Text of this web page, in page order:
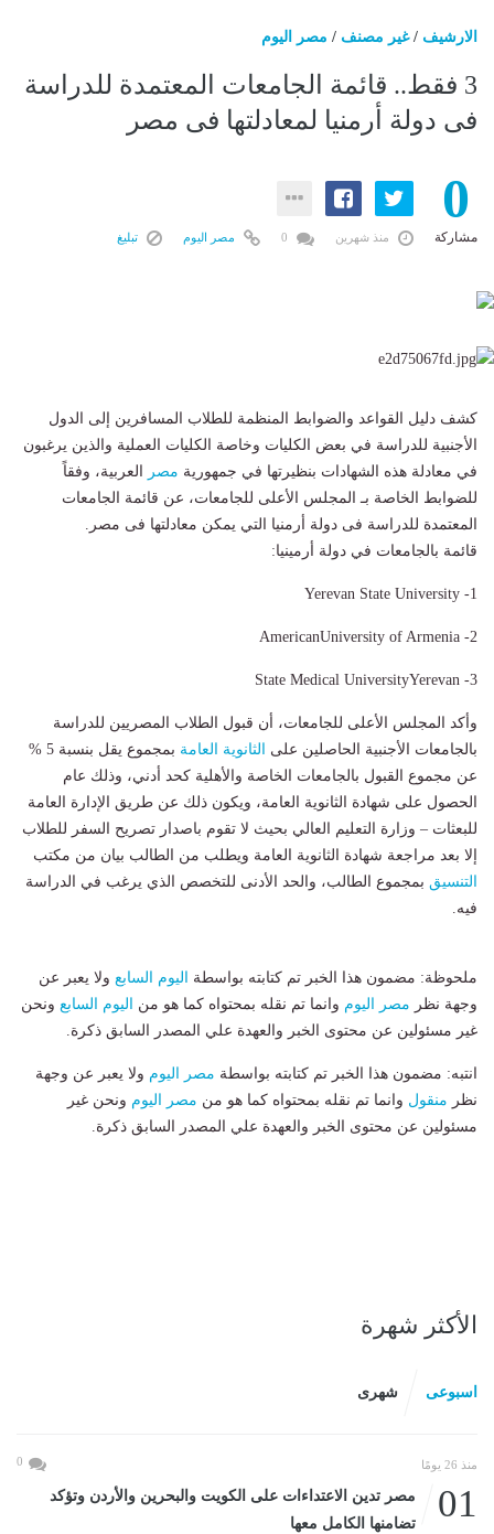
الارشيف /غير مصنف / مصر اليوم
3 فقط.. قائمة الجامعات المعتمدة للدراسة
فى دولة أرمنيا لمعادلتها فى مصر
0
مشاركة منذ شهرين مصر اليوم تبليغ
كشف دليل القواعد والضوابط المنظمة للطلاب المسافرين إلى الدول
الأجنبية للدراسة في بعض الكليات وخاصة الكليات العملية والذين يرغبون
في معادلة هذه الشهادات بنظيرتها في جمهورية مصر
العربية، وفقاً
للضوابط الخاصة بـ المجلس الأعلى للجامعات، عن قائمة الجامعات
المعتمدة للدراسة فى دولة أرمنيا التي يمكن معادلتها فى مصر.
قائمة بالجامعات في دولة أرمينيا:
1- Yerevan State University
2- AmericanUniversity of Armenia
3- State Medical UniversityYerevan
وأكد المجلس الأعلى للجامعات، أن قبول الطلاب المصريين للدراسة
بالجامعات الأجنبية الحاصلين على
الثانوية العامة
بمجموع يقل بنسبة 5 %
عن مجموع القبول بالجامعات الخاصة والأهلية كحد أدني، وذلك عام
الحصول على شهادة الثانوية العامة، ويكون ذلك عن طريق الإدارة العامة
للبعثات – وزارة التعليم العالي بحيث لا تقوم باصدار تصريح السفر للطلاب
إلا بعد مراجعة شهادة الثانوية العامة ويطلب من الطالب بيان من مكتب
التنسيق بمجموع الطالب، والحد الأدنى للتخصص الذي يرغب في الدراسة
فيه.
ملحوظة: مضمون هذا الخبر تم كتابته بواسطة اليوم السابع ولا يعبر عن
وجهة نظر مصر اليوم وانما تم نقله بمحتواه كما هو من اليوم السابع ونحن
غير مسئولين عن محتوى الخبر والعهدة علي المصدر السابق ذكرة.
انتبه: مضمون هذا الخبر تم كتابته بواسطة مصر اليوم ولا يعبر عن وجهة
نظر منقول وانما تم نقله بمحتواه كما هو من مصر اليوم ونحن غير
مسئولين عن محتوى الخبر والعهدة علي المصدر السابق ذكرة.
الأكثر شهرة
اسبوعى شهرى
منذ 26 يومًا 0
01
مصر تدين الاعتداءات على الكويت والبحرين والأردن وتؤكد
تضامنها الكامل معها